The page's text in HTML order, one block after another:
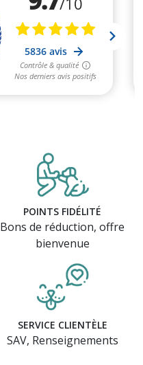
POINTS FIDÉLITÉ
Bons de réduction, offre
bienvenue
SERVICE CLIENTÈLE
SAV, Renseignements